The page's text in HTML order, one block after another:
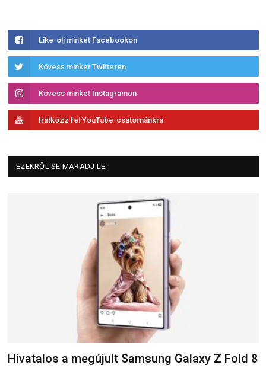
Like-olj minket Facebookon
Kövess minket Twitteren
Kövess minket Instagramon
Iratkozz fel YouTube-csatornánkra
EZEKRŐL SE MARADJ LE
Hivatalos a megújult Samsung Galaxy Z Fold 8